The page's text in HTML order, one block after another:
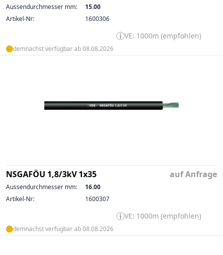
Aussendurchmesser mm:
15.00
Artikel-Nr:
1600306
VE: 1000m (empfohlen)
demnächst verfügbar ab 08.08.2026
NSGAFÖU 1,8/3kV 1x35 auf Anfrage
Aussendurchmesser mm:
16.00
Artikel-Nr:
1600307
VE: 1000m (empfohlen)
demnächst verfügbar ab 08.08.2026